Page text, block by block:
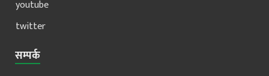
youtube
twitter
सम्पर्क